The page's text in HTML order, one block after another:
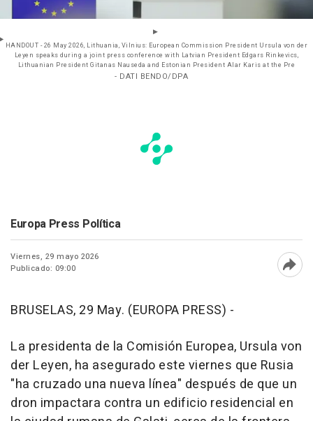
HANDOUT - 26 May 2026, Lithuania, Vilnius: European Commission President Ursula von der
Leyen speaks during a joint press conference with Latvian President Edgars Rinkevics,
Lithuanian President Gitanas Nauseda and Estonian President Alar Karis at the Pre
- DATI BENDO/DPA
Europa Press Política
Viernes, 29 mayo 2026
Publicado: 09:00
BRUSELAS, 29 May. (EUROPA PRESS) -
La presidenta de la Comisión Europea, Ursula von
der Leyen, ha asegurado este viernes que Rusia
"ha cruzado una nueva línea" después de que un
dron impactara contra un edificio residencial en